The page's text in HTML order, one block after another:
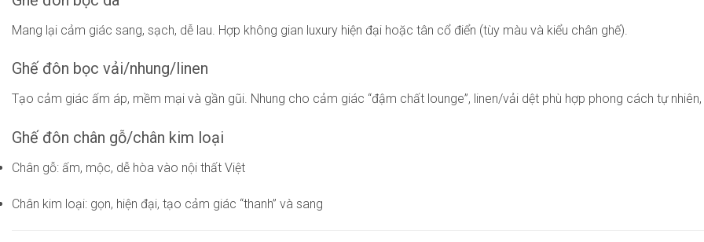
Mang lại cảm giác sang, sạch, dễ lau. Hợp không gian luxury hiện đại hoặc tân cổ điển (tùy màu và kiểu chân ghế).
Ghế đôn bọc vải/nhung/linen
Tạo cảm giác ấm áp, mềm mại và gần gũi. Nhung cho cảm giác “đậm chất lounge”, linen/vải dệt phù hợp phong cách tự nhiên,
Ghế đôn chân gỗ/chân kim loại
Chân gỗ: ấm, mộc, dễ hòa vào nội thất Việt
Chân kim loại: gọn, hiện đại, tạo cảm giác “thanh” và sang